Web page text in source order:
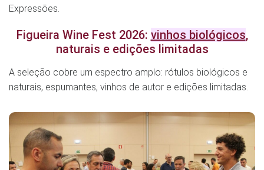
Expressões.
Figueira Wine Fest 2026: vinhos biológicos,
naturais e edições limitadas
A seleção cobre um espectro amplo: rótulos biológicos e
naturais, espumantes, vinhos de autor e edições limitadas.